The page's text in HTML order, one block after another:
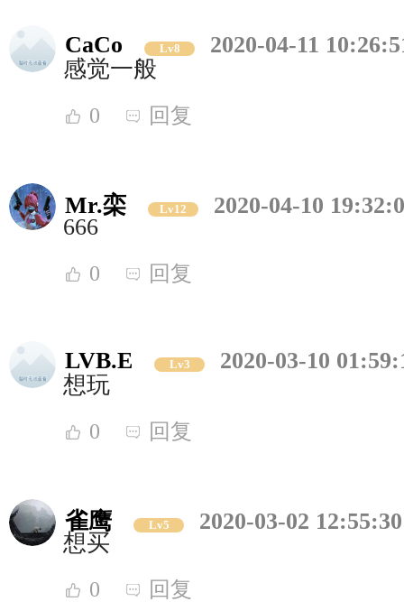
CaCo Lv8
2020-04-11
感觉一般
0 回复
Mr.栾 Lv12
2020-04-10
666
0 回复
LVB.E Lv3
2020-03-10
想玩
0 回复
雀鹰 Lv5
2020-03-02 12:55:30
想买
0 回复